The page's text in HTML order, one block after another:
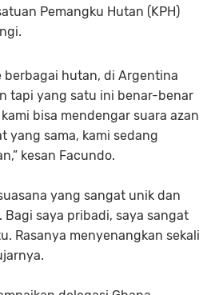
Pemangku Hutan (KPH)
berbagai hutan, di Argentina
tapi yang satu ini benar-benar
bisa mendengar suara azan
yang sama, kami sedang
kesan Facundo.
yang sangat unik dan
saya pribadi, saya sangat
Rasanya menyenangkan sekali